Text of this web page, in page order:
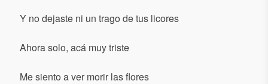
Y no dejaste ni un trago de tus licores
Ahora solo, acá muy triste
Me siento a ver morir las flores